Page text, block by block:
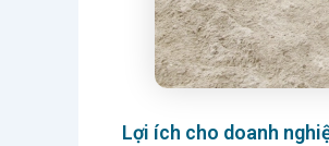
Lợi ích cho doanh